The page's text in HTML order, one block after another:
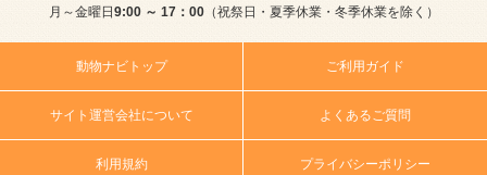
月～金曜日 9:00 ～ 17：00（祝祭日・夏季休業・冬季休業を除く）
動物ナビトップ ご利用ガイド
サイト運営会社について よくあるご質問
利用規約 プライバシーポリシー